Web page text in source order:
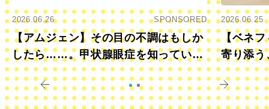
2026.06.26 SPONSORED
【アムジェン】その目の不調はもしか
したら……。甲状腺眼症を知っていま
すか？
2026.06.25
【ベネフ
寄り添う
きに